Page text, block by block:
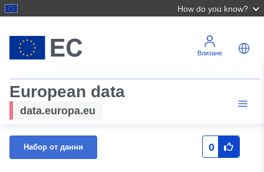
How do you know?
Влизане
European data
data.europa.eu
Набор от данни 0